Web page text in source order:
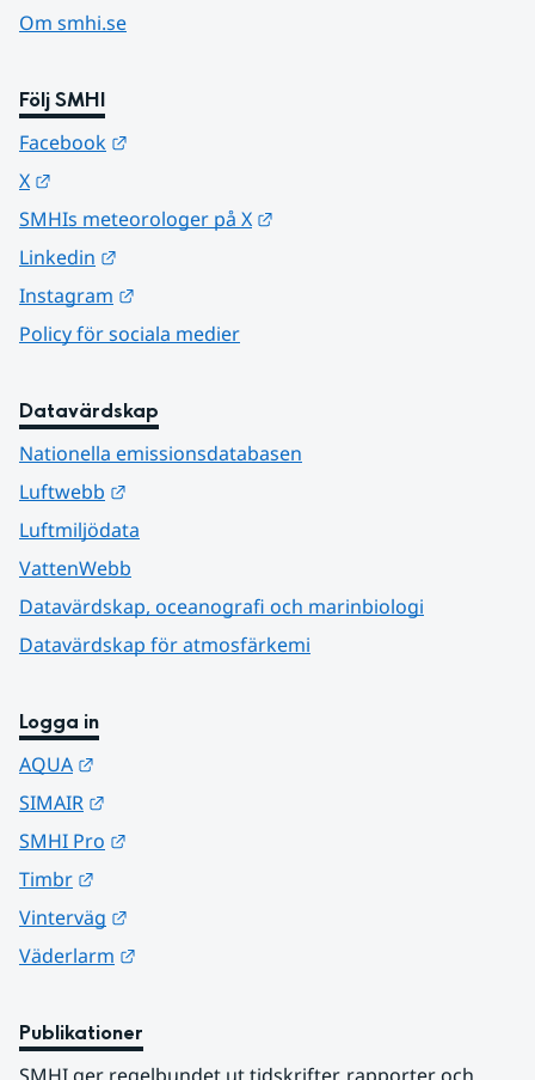
Om smhi.se
Följ SMHI
Facebook
X
SMHIs meteorologer på X
Linkedin
Instagram
Policy för sociala medier
Datavärdskap
Nationella emissionsdatabasen
Luftwebb
Luftmiljödata
VattenWebb
Datavärdskap, oceanografi och marinbiologi
Datavärdskap för atmosfärkemi
Logga in
AQUA
SIMAIR
SMHI Pro
Timbr
Vinterväg
Väderlarm
Publikationer